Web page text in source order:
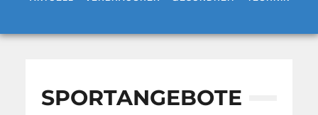
SPORTANGEBOTE